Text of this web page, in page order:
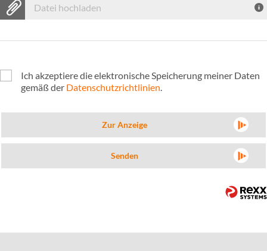
Datei hochladen
Ich akzeptiere die elektronische Speicherung meiner Daten
gemäß der Datenschutzrichtlinien.
Zur Anzeige
Senden